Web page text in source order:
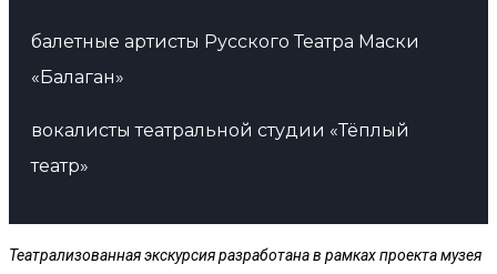
балетные артисты Русского Театра Маски
«Балаган»
вокалисты театральной студии «Тёплый
театр»
Театрализованная экскурсия разработана в рамках проекта музея